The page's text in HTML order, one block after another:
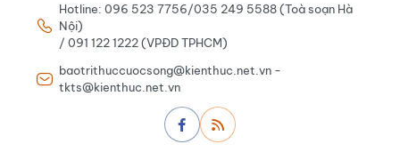
Hotline: 096 523 7756/035 249 5588 (Toà soạn Hà
Nội)
/ 091 122 1222 (VPĐD TPHCM)
baotrithuccuocsong@kienthuc.net.vn -
tkts@kienthuc.net.vn